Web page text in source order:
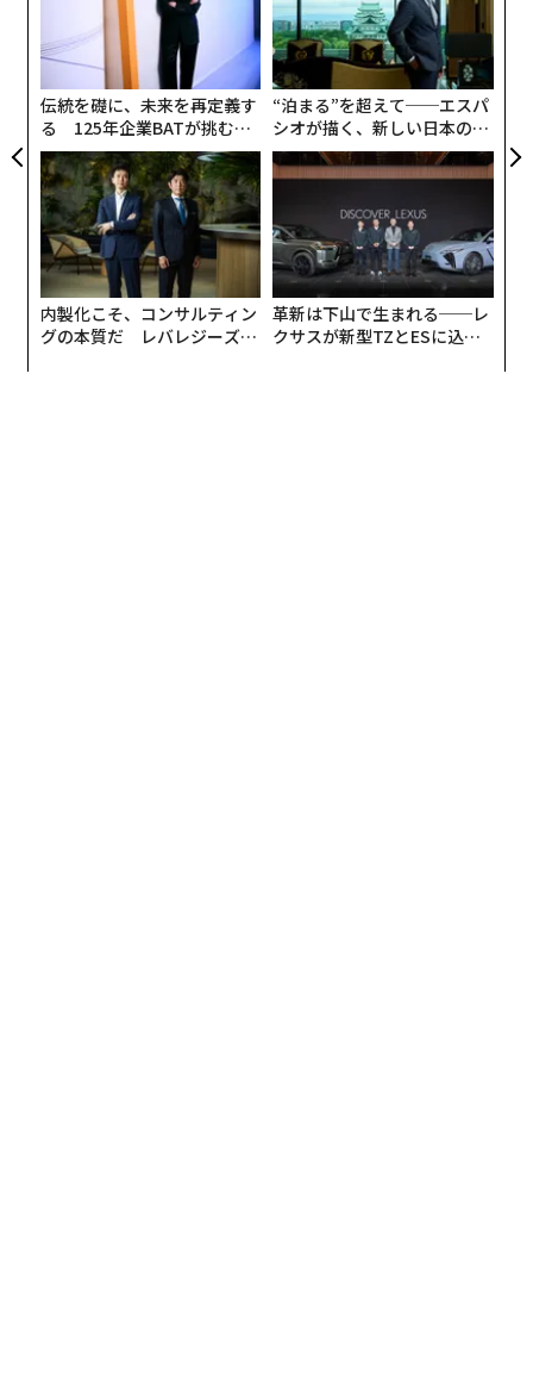
伝統を礎に、未来を再定義す
る 125年企業BATが挑むス
モークレスな未来
“泊まる”を超えて──エスパ
シオが描く、新しい日本のラ
グジュアリー（前編）
内製化こそ、コンサルティン
グの本質だ レバレジーズが
革新は下山で生まれる──レ
クサスが新型TZとESに込め